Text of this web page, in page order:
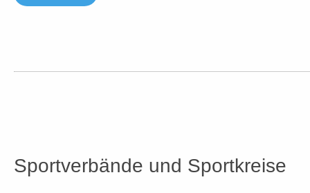
Sportverbände und Sportkreise